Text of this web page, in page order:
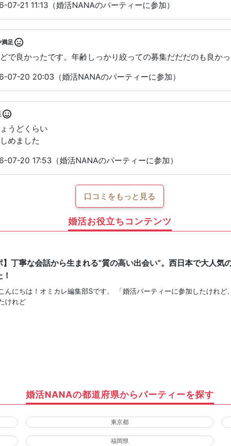
07-21 11:13（婚活NANAのパーティーに参加）
足
で良かったです。年齢しっかり絞っての募集だだだのも良か
07-20 20:03（婚活NANAのパーティーに参加）
うどくらい
めました
07-20 17:53（婚活NANAのパーティーに参加）
口コミをもっと見る
婚活お役立ちコンテンツ
】丁寧な会話から生まれる“質の高い出会い”。西日本で大人
んにちは！オミカレ編集部Sです。 「婚活パーティーに参加したけれ
けれど
婚活NANAの都道府県からパーティーを探す
東京都
福岡県